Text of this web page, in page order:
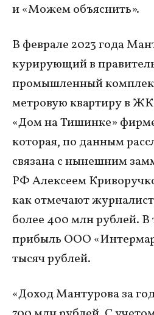
и «Можем объяснить».
В феврале 2023 года
курирующий в
промышленный
метровую квартиру в
«Дом на Тишинке»
которая, по данным
связана с нынешним
РФ Алексеем
как отмечают
более 400 млн рублей. В
прибыль ООО
тысяч рублей.
«Доход Мантурова за